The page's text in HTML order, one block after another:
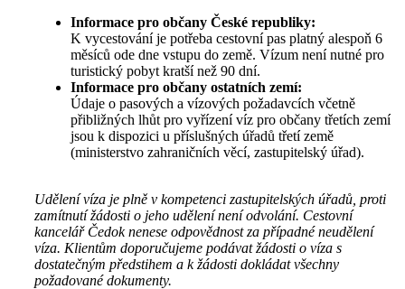
Informace pro občany České republiky:
K vycestování je potřeba cestovní pas platný alespoň 6
měsíců ode dne vstupu do země. Vízum není nutné pro
turistický pobyt kratší než 90 dní.
Informace pro občany ostatních zemí:
Údaje o pasových a vízových požadavcích včetně
přibližných lhůt pro vyřízení víz pro občany třetích zemí
jsou k dispozici u příslušných úřadů třetí země
(ministerstvo zahraničních věcí, zastupitelský úřad).
Udělení víza je plně v kompetenci zastupitelských úřadů, proti
zamítnutí žádosti o jeho udělení není odvolání. Cestovní
kancelář Čedok nenese odpovědnost za případné neudělení
víza. Klientům doporučujeme podávat žádosti o víza s
dostatečným předstihem a k žádosti dokládat všechny
požadované dokumenty.